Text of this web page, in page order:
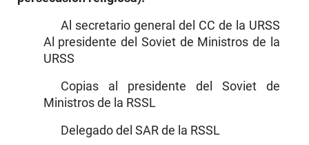
Al secretario general del CC de la URSS
Al presidente del Soviet de Ministros de la
URSS
Copias al presidente del Soviet de
Ministros de la RSSL
Delegado del SAR de la RSSL